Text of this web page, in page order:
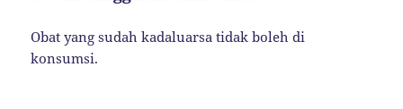
Obat yang sudah kadaluarsa tidak boleh di
konsumsi.